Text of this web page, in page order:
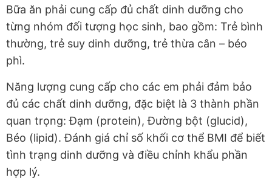
Bữa ăn phải cung cấp đủ chất dinh dưỡng cho
từng nhóm đối tượng học sinh, bao gồm: Trẻ bình
thường, trẻ suy dinh dưỡng, trẻ thừa cân – béo
phì.
Năng lượng cung cấp cho các em phải đảm bảo
đủ các chất dinh dưỡng, đặc biệt là 3 thành phần
quan trọng: Đạm (protein), Đường bột (glucid),
Béo (lipid). Đánh giá chỉ số khối cơ thể BMI để biết
tình trạng dinh dưỡng và điều chỉnh khẩu phần
hợp lý.